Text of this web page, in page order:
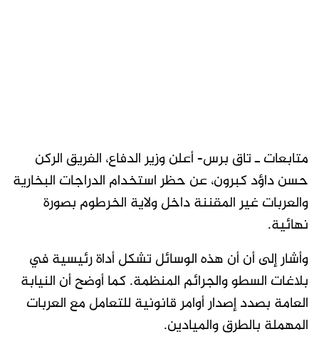
متابعات ـ تاق برس- أعلن وزير الدفاع، الفريق الركن
حسن داؤد كبرون، عن حظر استخدام الدراجات البخارية
والعربات غير المقننة داخل ولاية الخرطوم بصورة
نهائية.
وأشار إلى أن أن هذه الوسائل تشكل أداة رئيسية في
بلاغات السطو والجرائم المنظمة. كما أوضح أن النيابة
العامة بصدد إصدار أوامر قانونية للتعامل مع العربات
المهملة بالطرق والميادين.